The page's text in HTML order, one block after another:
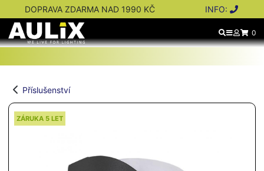
DOPRAVA ZDARMA NAD 1990 KČ INFO:
0
Příslušenství
ZÁRUKA 5 LET